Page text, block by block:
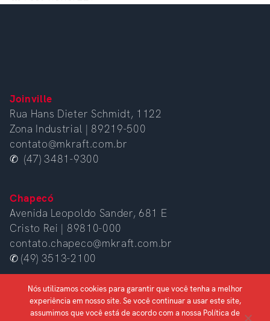
Joinville
Rua Hans Dieter Schmidt, 1122
Zona Industrial | 89219-500
contato@mkraft.com.br
✆ (47) 3481-9300
Chapecó
Avenida Leopoldo Sander, 681 E
Cristo Rei | 89810-000
contato.chapeco@mkraft.com.br
✆ (49) 3513-2100
Nós utilizamos cookies para garantir que você tenha a melhor
experiência em nosso site. Se você continuar a usar este site,
assumimos que você está de acordo com a nossa Política de